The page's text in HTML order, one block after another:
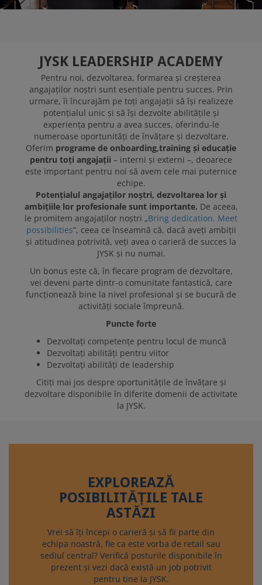
POSTURI DISPONIBILE
JYSK LEADERSHIP ACADEMY
Pentru noi, dezvoltarea, formarea și creșterea
angajaților noștri sunt esențiale pentru succes. Prin
urmare, îi încurajăm pe toți angajații să își realizeze
potențialul unic și să își dezvolte abilitățile și
experiența pentru a avea succes, oferindu-le
numeroase oportunități de învățare și dezvoltare.
Oferim programe de onboarding,training și educație
pentru toți angajații – interni și externi –, deoarece
este important pentru noi să avem cele mai puternice
echipe.
Potențialul angajaților noștri, dezvoltarea lor și
ambițiile lor profesionale sunt importante. De aceea,
le promitem angajaților noștri „Bring dedication. Meet
possibilities”, ceea ce înseamnă că, dacă aveți ambiții
și atitudinea potrivită, veți avea o carieră de succes la
JYSK și nu numai.
Un bonus este că, în fiecare program de dezvoltare,
vei deveni parte dintr-o comunitate fantastică, care
funcționează bine la nivel profesional și se bucură de
activități sociale împreună.
Puncte forte
Dezvoltați competențe pentru locul de muncă
Dezvoltați abilități pentru viitor
Dezvoltați abilități de leadership
Citiți mai jos despre oportunitățile de învățare și
dezvoltare disponibile în diferite domenii de activitate
la JYSK.
EXPLOREAZĂ
POSIBILITĂȚILE TALE
ASTĂZI
Vrei să îți începi o carieră și să fii parte din
echipa noastră, fie ca este vorba de retail sau
sediul central? Verifică posturile disponibile în
prezent și vezi dacă există un job potrivit
pentru tine la JYSK.